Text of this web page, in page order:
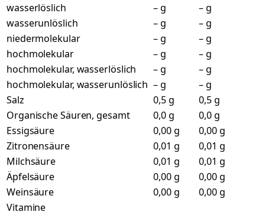
wasserlöslich
– g
– g
wasserunlöslich
– g
– g
niedermolekular
– g
– g
hochmolekular
– g
– g
hochmolekular, wasserlöslich
– g
– g
hochmolekular, wasserunlöslich – g
– g
Salz
0,5 g
0,5 g
Organische Säuren, gesamt
0,0 g
0,0 g
Essigsäure
0,00 g
0,00 g
Zitronensäure
0,01 g
0,01 g
Milchsäure
0,01 g
0,01 g
Äpfelsäure
0,00 g
0,00 g
Weinsäure
0,00 g
0,00 g
Vitamine